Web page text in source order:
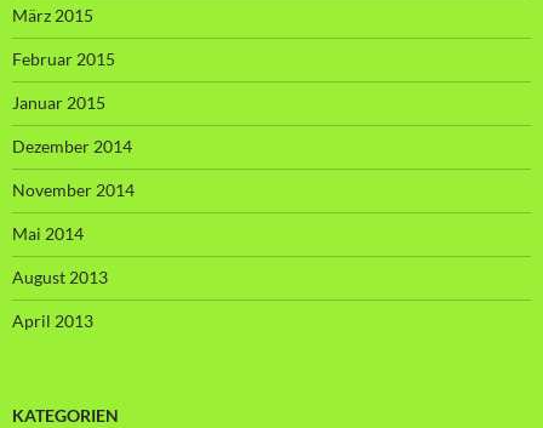
März 2015
Februar 2015
Januar 2015
Dezember 2014
November 2014
Mai 2014
August 2013
April 2013
KATEGORIEN